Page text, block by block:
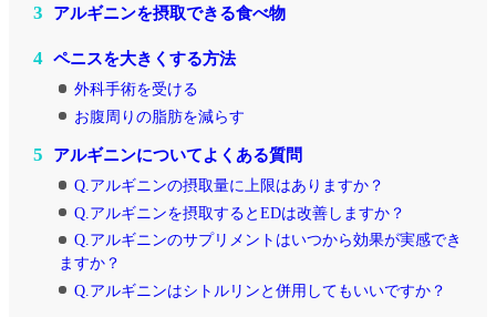
3 アルギニンを摂取できる食べ物
4 ペニスを大きくする方法
外科手術を受ける
お腹周りの脂肪を減らす
5 アルギニンについてよくある質問
Q.アルギニンの摂取量に上限はありますか？
Q.アルギニンを摂取するとEDは改善しますか？
Q.アルギニンのサプリメントはいつから効果が実感でき
ますか？
Q.アルギニンはシトルリンと併用してもいいですか？